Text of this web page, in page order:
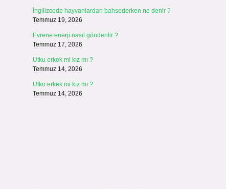
İngilizcede hayvanlardan bahsederken ne denir ?
Temmuz 19, 2026
Evrene enerji nasıl gönderilir ?
Temmuz 17, 2026
Utku erkek mi kız mı ?
Temmuz 14, 2026
Utku erkek mi kız mı ?
Temmuz 14, 2026